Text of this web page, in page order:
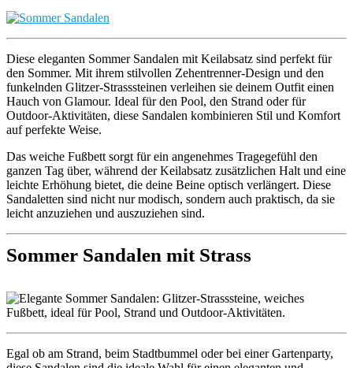
Diese eleganten Sommer Sandalen mit Keilabsatz sind perfekt für
den Sommer. Mit ihrem stilvollen Zehentrenner-Design und den
funkelnden Glitzer-Strasssteinen verleihen sie deinem Outfit einen
Hauch von Glamour. Ideal für den Pool, den Strand oder für
Outdoor-Aktivitäten, diese Sandalen kombinieren Stil und Komfort
auf perfekte Weise.
Das weiche Fußbett sorgt für ein angenehmes Tragegefühl den
ganzen Tag über, während der Keilabsatz zusätzlichen Halt und eine
leichte Erhöhung bietet, die deine Beine optisch verlängert. Diese
Sandaletten sind nicht nur modisch, sondern auch praktisch, da sie
leicht anzuziehen und auszuziehen sind.
Sommer Sandalen mit Strass
Egal ob am Strand, beim Stadtbummel oder bei einer Gartenparty,